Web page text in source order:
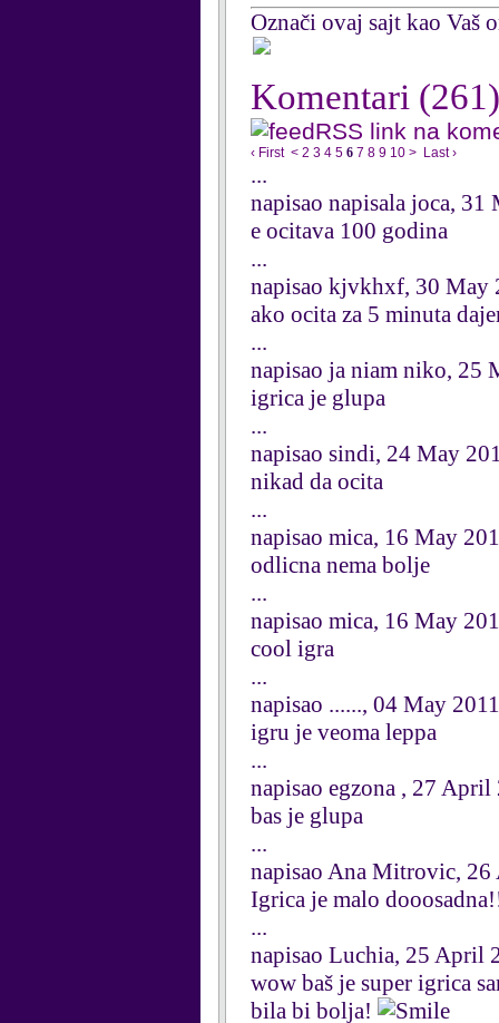
Označi ovaj sajt kao Vaš
Komentari (261)
RSS link na
‹ First < 2 3 4 5 6 7 8 9 10 > Last ›
...
napisao napisala joca, 31
e ocitava 100 godina
...
napisao kjvkhxf, 30 May
ako ocita za 5 minuta
...
napisao ja niam niko, 25
igrica je glupa
...
napisao sindi, 24 May
nikad da ocita
...
napisao mica, 16 May
odlicna nema bolje
...
napisao mica, 16 May
cool igra
...
napisao ......, 04 May 2011
igru je veoma leppa
...
napisao egzona , 27 April
bas je glupa
...
napisao Ana Mitrovic,
Igrica je malo
...
napisao Luchia, 25 April
wow baš je super igrica
bila bi bolja!